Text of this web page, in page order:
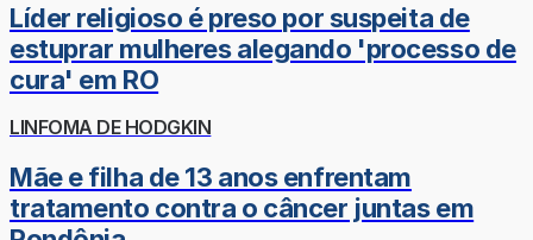
Líder religioso é preso por suspeita de
estuprar mulheres alegando 'processo de
cura' em RO
LINFOMA DE HODGKIN
Mãe e filha de 13 anos enfrentam
tratamento contra o câncer juntas em